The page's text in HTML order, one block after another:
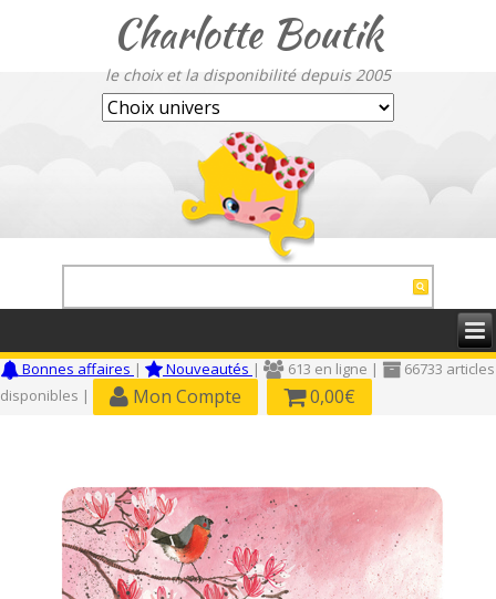
Charlotte Boutik
le choix et la disponibilité depuis 2005
Bonnes affaires | Nouveautés | 613 en ligne |
66733 articles
disponibles |
Mon Compte 0,00€